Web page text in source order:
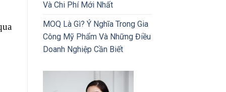
Và Chi Phí Mới Nhất
MOQ Là Gì? Ý Nghĩa Trong Gia
Công Mỹ Phẩm Và Những Điều
Doanh Nghiệp Cần Biết